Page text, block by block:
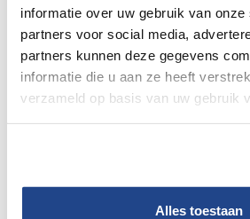
informatie over uw gebruik van onze
partners voor social media,
partners kunnen deze gegevens
informatie die u aan ze heeft
verzameld op basis van uw gebruik
Alles toestaan